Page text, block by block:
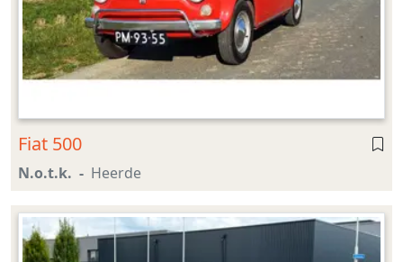
Fiat 500
N.o.t.k. Heerde